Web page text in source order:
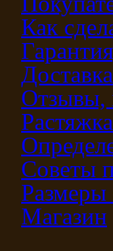
Как
Доставка
Отзывы,
Советы
Магазин